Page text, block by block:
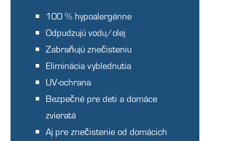
100 % hypoalergénne
Odpudzujú vodu/olej
Zabraňujú znečisteniu
Eliminácia vyblednutia
UV-ochrana
Bezpečné pre deti a domáce
zvieratá
Aj pre znečistenie od domácich